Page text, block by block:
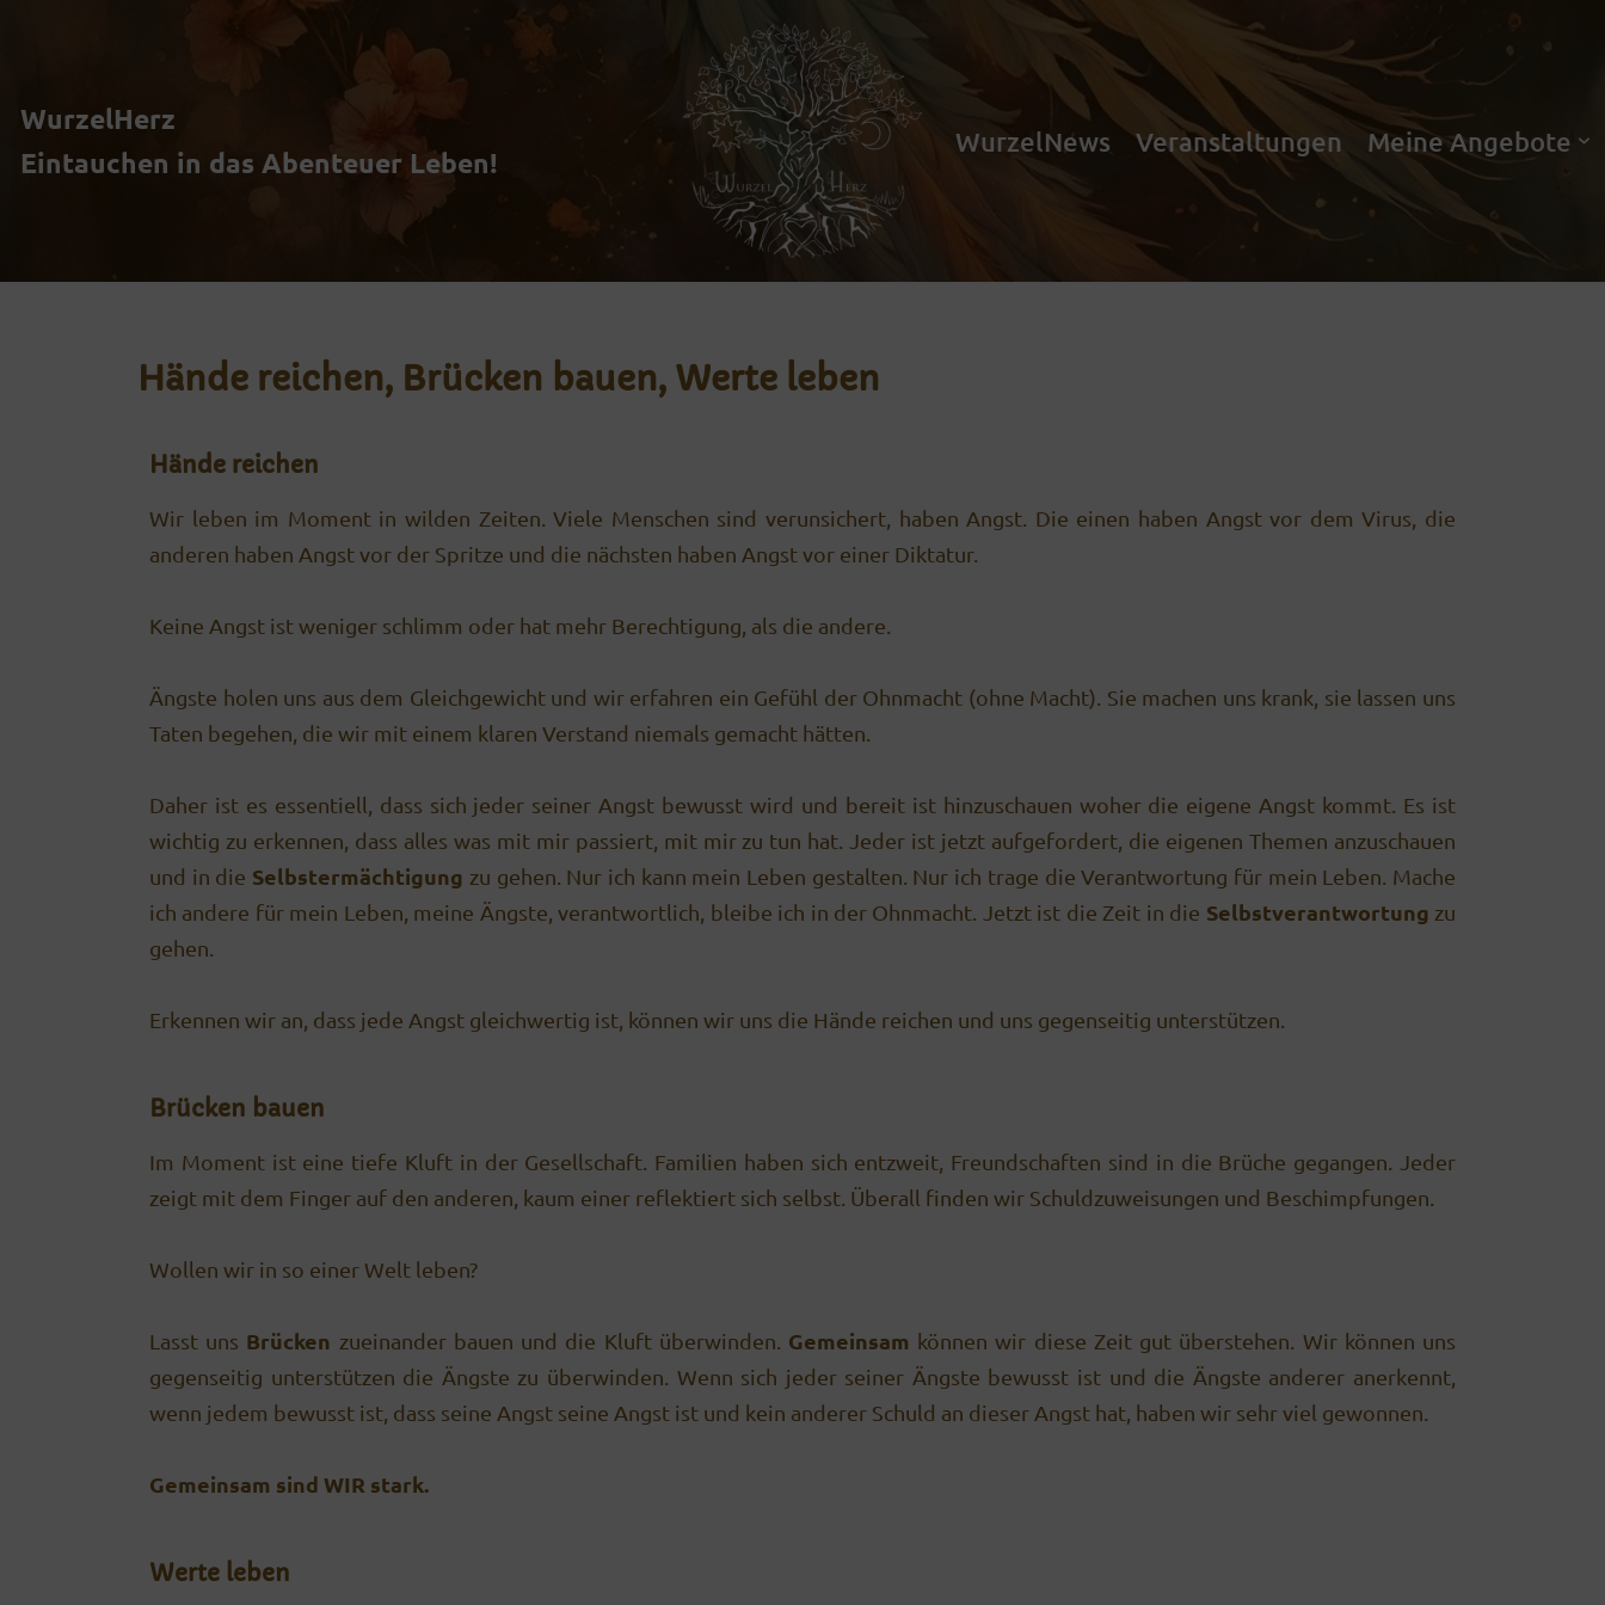
Inhalt
WurzelHerz
Eintauchen in das Abenteuer Leben!
WurzelNews Veranstaltungen Meine Angebote
Hände reichen, Brücken bauen, Werte leben
Hände reichen
Wir leben im Moment in wilden Zeiten. Viele Menschen sind verunsichert, haben Angst. Die einen haben Angst vor dem Virus, die
anderen haben Angst vor der Spritze und die nächsten haben Angst vor einer Diktatur.
Keine Angst ist weniger schlimm oder hat mehr Berechtigung, als die andere.
Ängste holen uns aus dem Gleich­gewicht und wir erfahren ein Gefühl der Ohnmacht (ohne Macht). Sie machen uns krank, sie lassen uns
Taten begehen, die wir mit einem klaren Ver­stand niemals gemacht hätten.
Daher ist es essentiell, dass sich jeder seiner Angst bewusst wird und bereit ist hinzuschauen woher die eigene Angst kommt. Es ist
wichtig zu erkennen, dass alles was mit mir passiert, mit mir zu tun hat. Jeder ist jetzt aufgefordert, die eigenen Themen anzuschauen
und in die Selbstermächtigung zu gehen. Nur ich kann mein Leben ge­stalten. Nur ich trage die Verantwortung für mein Leben. Mache
ich andere für mein Leben, meine Ängste, ver­ant­wortlich, bleibe ich in der Ohnmacht. Jetzt ist die Zeit in die Selbstverantwortung zu
gehen.
Erkennen wir an, dass jede Angst gleichwertig ist, können wir uns die Hände reichen und uns gegenseitig unterstützen.
Brücken bauen
Im Moment ist eine tiefe Kluft in der Gesellschaft. Familien haben sich entzweit, Freundschaften sind in die Brüche gegangen. Jeder
zeigt mit dem Finger auf den anderen, kaum einer reflektiert sich selbst. Überall finden wir Schuldzuweisungen und Beschimpfungen.
Wollen wir in so einer Welt leben?
Lasst uns Brücken zueinander bauen und die Kluft überwinden. Gemeinsam können wir diese Zeit gut überstehen. Wir können uns
gegenseitig unterstützen die Ängste zu überwinden. Wenn sich jeder seiner Ängste bewusst ist und die Ängste anderer anerkennt,
wenn jedem bewusst ist, dass seine Angst seine Angst ist und kein anderer Schuld an dieser Angst hat, haben wir sehr viel gewonnen.
Gemeinsam sind WIR stark.
Werte leben